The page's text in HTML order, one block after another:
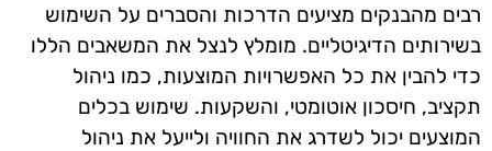
רבים מהבנקים מציעים הדרכות והסברים על השימוש
בשירותים הדיגיטליים. מומלץ לנצל את המשאבים הללו
כדי להבין את כל האפשרויות המוצעות, כמו ניהול
תקציב, חיסכון אוטומטי, והשקעות. שימוש בכלים
המוצעים יכול לשדרג את החוויה ולייעל את ניהול